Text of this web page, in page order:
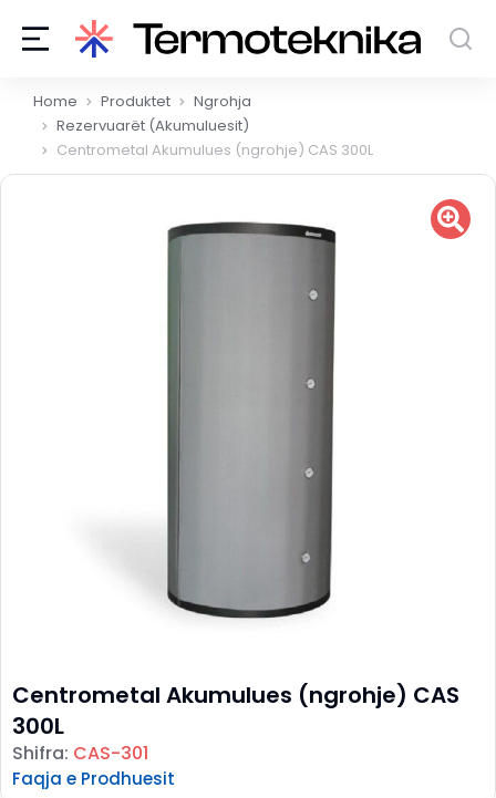
You are here:
Home Produktet
Ngrohja
Rezervuarët (Akumuluesit)
Centrometal Akumulues (ngrohje) CAS 300L
Centrometal Akumulues (ngrohje) CAS
300L
Shifra: CAS-301
Faqja e Prodhuesit